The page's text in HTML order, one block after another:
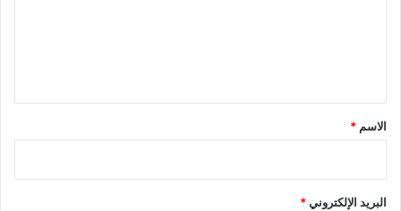
*
الاسم *
البريد الإلكتروني*